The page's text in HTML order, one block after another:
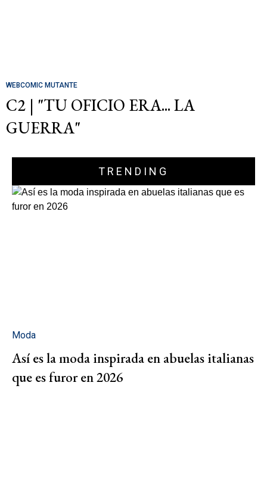
WEBCOMIC MUTANTE
C2 | "TU OFICIO ERA... LA
GUERRA"
TRENDING
Moda
Así es la moda inspirada en abuelas italianas
que es furor en 2026